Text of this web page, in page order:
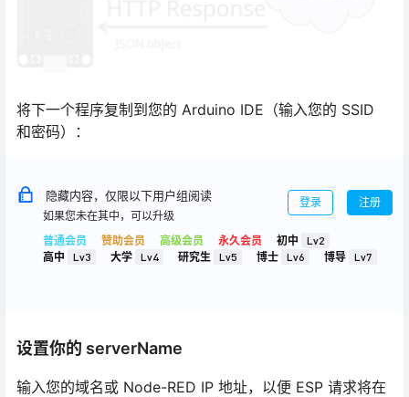
将下一个程序复制到您的 Arduino IDE（输入您的 SSID
和密码）：
隐藏内容，仅限以下用户组阅读
如果您未在其中，可以升级
普通会员
赞助会员 高级会员 永久会员 初中
Lv2
高中
Lv3 大学 Lv4 研究生 Lv5 博士 Lv6 博导 Lv7
登录 注册
设置你的 serverName
输入您的域名或 Node-RED IP 地址，以便 ESP 请求将在